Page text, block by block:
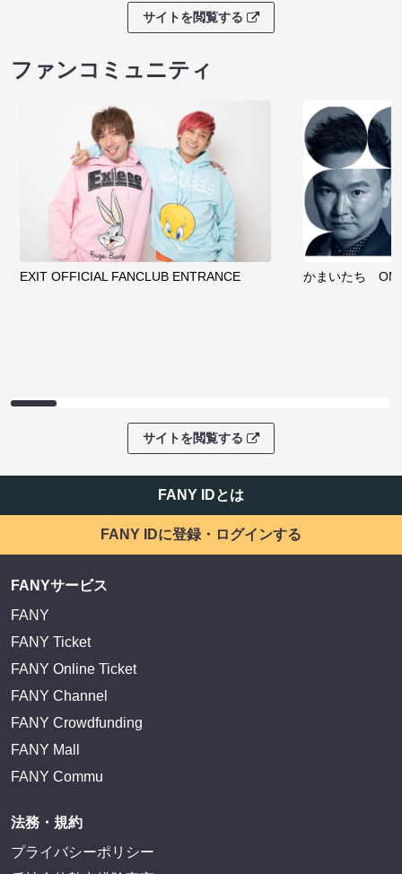
サイトを閲覧する
ファンコミュニティ
EXIT OFFICIAL FANCLUB ENTRANCE かまいたち
サイトを閲覧する
FANY IDとは
FANY IDに登録・ログインする
FANYサービス
FANY
FANY Ticket
FANY Online Ticket
FANY Channel
FANY Crowdfunding
FANY Mall
FANY Commu
法務・規約
プライバシーポリシー